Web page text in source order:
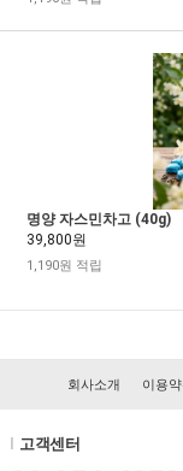
명양 자스민차고 (40g)
39,800원
1,190원 적립
회사소개 이용
고객센터